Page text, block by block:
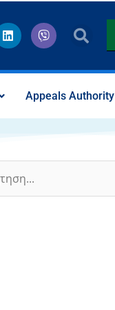
L
i
n
e
V
i
b
r
Appeals Authority